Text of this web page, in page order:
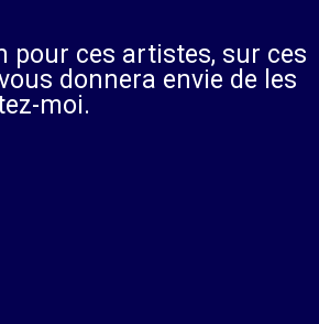
pour ces artistes, sur ces
donnera envie de les
moi.